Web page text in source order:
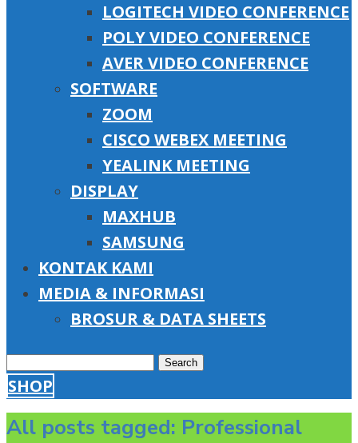
LOGITECH VIDEO CONFERENCE
POLY VIDEO CONFERENCE
AVER VIDEO CONFERENCE
SOFTWARE
ZOOM
CISCO WEBEX MEETING
YEALINK MEETING
DISPLAY
MAXHUB
SAMSUNG
KONTAK KAMI
MEDIA & INFORMASI
BROSUR & DATA SHEETS
Search
for:
SHOP
All posts tagged: Professional